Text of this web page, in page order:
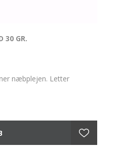
30 GR.
næbplejen. Letter